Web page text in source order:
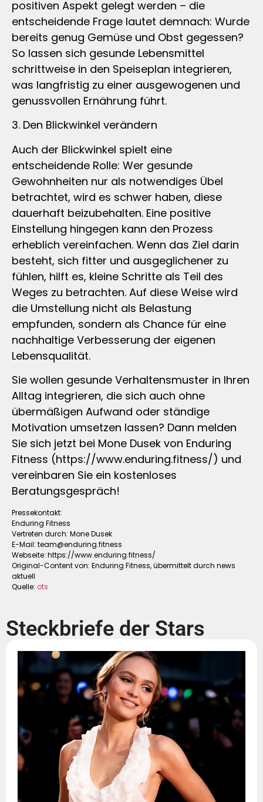
positiven Aspekt gelegt werden – die
entscheidende Frage lautet demnach: Wurde
bereits genug Gemüse und Obst gegessen?
So lassen sich gesunde Lebensmittel
schrittweise in den Speiseplan integrieren,
was langfristig zu einer ausgewogenen und
genussvollen Ernährung führt.
3. Den Blickwinkel verändern
Auch der Blickwinkel spielt eine
entscheidende Rolle: Wer gesunde
Gewohnheiten nur als notwendiges Übel
betrachtet, wird es schwer haben, diese
dauerhaft beizubehalten. Eine positive
Einstellung hingegen kann den Prozess
erheblich vereinfachen. Wenn das Ziel darin
besteht, sich fitter und ausgeglichener zu
fühlen, hilft es, kleine Schritte als Teil des
Weges zu betrachten. Auf diese Weise wird
die Umstellung nicht als Belastung
empfunden, sondern als Chance für eine
nachhaltige Verbesserung der eigenen
Lebensqualität.
Sie wollen gesunde Verhaltensmuster in Ihren
Alltag integrieren, die sich auch ohne
übermäßigen Aufwand oder ständige
Motivation umsetzen lassen? Dann melden
Sie sich jetzt bei Mone Dusek von Enduring
Fitness (https://www.enduring.fitness/) und
vereinbaren Sie ein kostenloses
Beratungsgespräch!
Pressekontakt:
Enduring Fitness
Vertreten durch: Mone Dusek
E-Mail: team@enduring.fitness
Webseite: https://www.enduring.fitness/
Original-Content von: Enduring Fitness, übermittelt durch news
aktuell
Quelle: ots
Steckbriefe der Stars